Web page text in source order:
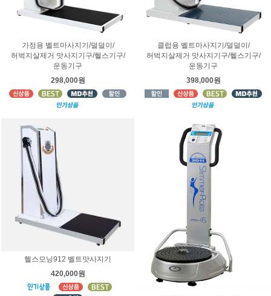
가정용 벨트마사지기/덜덜이/
허벅지살제거 맛사지기구/헬스기구/
운동기구
298,000원
클럽용 벨트마사지기/덜덜이/
허벅지살제거 맛사지기구/헬스기구/
운동기구
398,000원
헬스모닝912 벨트맛사지기
420,000원